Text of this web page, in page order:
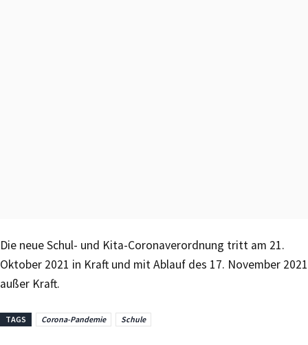
Die neue Schul- und Kita-Coronaverordnung tritt am 21.
Oktober 2021 in Kraft und mit Ablauf des 17. November 2021
außer Kraft.
TAGS Corona-Pandemie Schule